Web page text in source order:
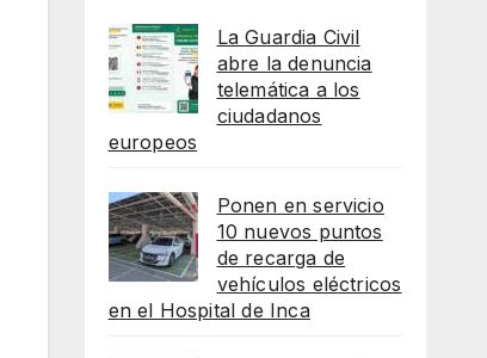
La Guardia Civil
abre la denuncia
telemática a los
ciudadanos
europeos
Ponen en servicio
10 nuevos puntos
de recarga de
vehículos eléctricos
en el Hospital de Inca